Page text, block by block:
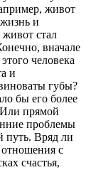
живот
и
живот стал
вначале
человека
и
губы?
бы его более
прямой
проблемы
путь. Вряд ли
с
счастья,